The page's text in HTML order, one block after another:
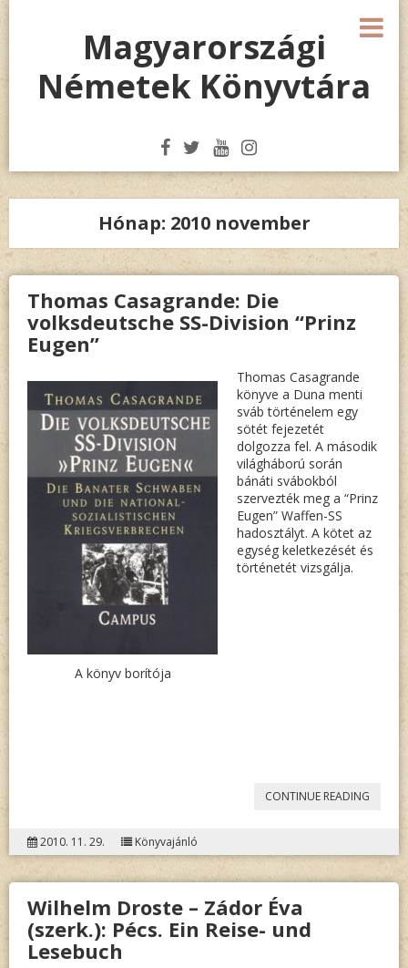
Megszakítás
Magyarországi
Németek Könyvtára
Hónap: 2010 november
Thomas Casagrande: Die
volksdeutsche SS-Division “Prinz
Eugen”
A könyv borítója
Thomas Casagrande
könyve a Duna menti
sváb történelem egy
sötét fejezetét
dolgozza fel. A második
világháború során
bánáti svábokból
szervezték meg a “Prinz
Eugen” Waffen-SS
hadosztályt. A kötet az
egység keletkezését és
történetét vizsgálja.
CONTINUE READING
“PRINZ
2010. 11. 29. Könyvajánló
Wilhelm Droste – Zádor Éva
(szerk.): Pécs. Ein Reise- und
Lesebuch